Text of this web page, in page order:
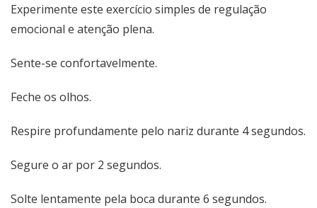
Experimente este exercício simples de regulação
emocional e atenção plena.
Sente-se confortavelmente.
Feche os olhos.
Respire profundamente pelo nariz durante 4 segundos.
Segure o ar por 2 segundos.
Solte lentamente pela boca durante 6 segundos.